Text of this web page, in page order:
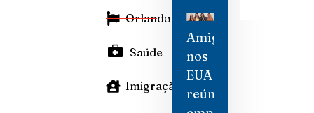
Orlando
Saúde
Imigração
Amigas
nos
EUA
reúne